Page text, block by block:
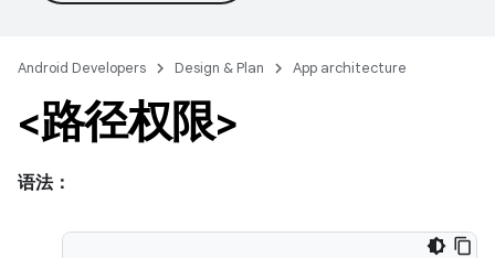
Android Developers Design & Plan App architecture
<路径权限>
语法：